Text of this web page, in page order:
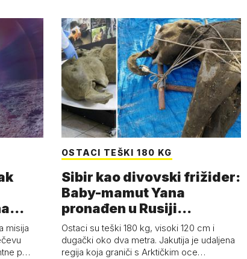
misija
p…
OSTACI TEŠKI 180 KG
Sibir kao divovski frižider:
Baby-mamut Yana
pronađen u Rusiji
najsačuvaniji je…
Ostaci su teški 180 kg, visoki 120 cm i
dugački oko dva metra. Jakutija je udaljena
regija koja graniči s Arktičkim oce…